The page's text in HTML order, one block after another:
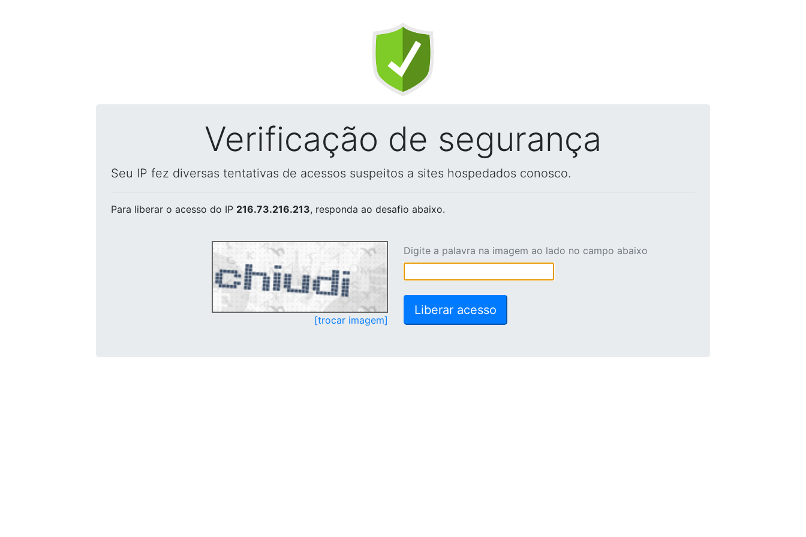
Verificação de segurança
Seu IP fez diversas tentativas de acessos suspeitos a sites hospedados conosco.
Para liberar o acesso do IP 216.73.216.213, responda ao desafio abaixo.
[trocar imagem]
Digite a palavra na imagem ao lado no campo abaixo